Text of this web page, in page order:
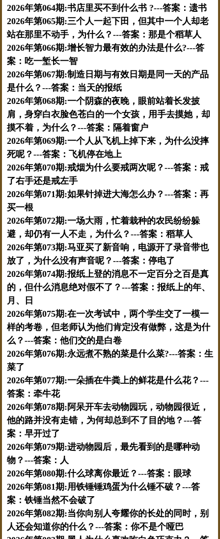
2026年第064期:书店里买不到什么书 ?---答案：遗书
2026年第065期:三个人一起下田，但其中一个人却老
站在那里不动手，为什么？---答案：那是个稻草人
2026年第066期:增长智力最有效的办法是什么?---答
案：吃一堑长一智
2026年第067期:制造日期与有效日期是同一天的产品
是什么？---答案：当天的报纸
2026年第068期:一个阴森的夜晚，眼前站着长发披
肩，身穿白衣脸色苍白的一个女孩，用手去摸她，却
摸不着，为什么？---答案：隔着窗户
2026年第069期:一个人从飞机上掉下来，为什么没摔
死呢？---答案：飞机停在地上
2026年第070期:戒烟为什么要戒两次呢？---答案：戒
了右手还是戒左手
2026年第071期:如果针掉进大海怎么办？---答案：再
买一根
2026年第072期:一场大雨，忙着栽种的农民纷纷躲
避，却仍有一人不走，为什么？---答案：稻草人
2026年第073期:马亚买了新音响，电源开了录音带也
放了，为什么没有声音呢？---答案：停电了
2026年第074期:报纸上登的消息不一定百分之百是真
的，但什么消息绝对假不了？---答案：报纸上的年、
月、日
2026年第075期:在一次考试中，两个学生交了一模一
样的考卷，但老师认为他们肯定没有做弊，这是为什
么？---答案：他们交的是白卷
2026年第076期:永远煮不熟的菜是什么菜?---答案：生
菜了
2026年第077期:一朵插在牛粪上的鲜花是什么花？---
答案：牵牛花
2026年第078期:阿呆开车去动物园玩，动物园很近，
他的路并没有走错，为何却总到不了目的地？---答
案：早开过了
2026年第079期:进动物园后，最先看到的是哪种动
物？---答案：人
2026年第080期:什么球离你最近？---答案：眼球
2026年第081期:用铁锤锤鸡蛋为什么锤不破？---答
案：铁锤当然不会破了
2026年第082期:当你向别人夸耀你的长处的同时，别
人还会知道你的什么？---答案：你不是个哑巴